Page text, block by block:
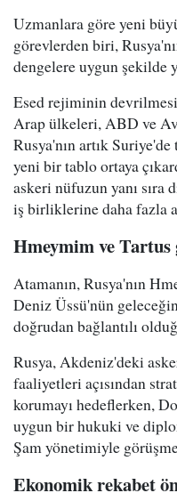
Uzmanlara göre yeni
görevlerden biri,
dengelere uygun şekilde
Esed rejiminin
Arap ülkeleri, ABD ve
Rusya'nın artık
yeni bir tablo ortaya
askeri nüfuzun yanı
iş birliklerine daha fazla
Hmeymim ve Tartus
Atamanın, Rusya'nın
Deniz Üssü'nün
doğrudan bağlantılı
Rusya, Akdeniz'deki
faaliyetleri açısından
korumayı hedeflerken,
uygun bir hukuki ve
Şam yönetimiyle
Ekonomik rekabet